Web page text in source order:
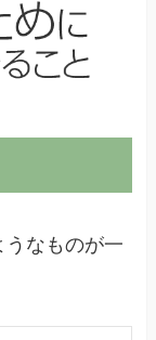
なものが一